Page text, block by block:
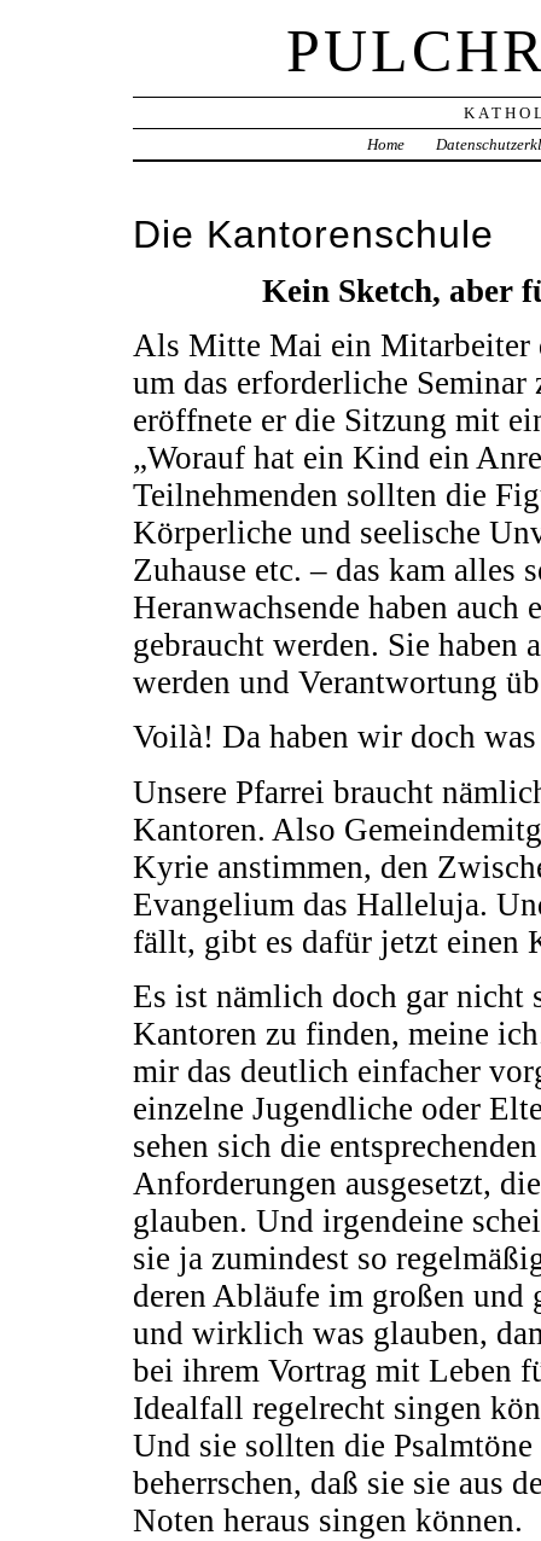
Home
Die Kantorenschule
Kein Sketch, aber
Als Mitte Mai ein Mitarbeiter
um das erforderliche
eröffnete er die Sitzung mit
„Worauf hat ein Kind ein
Teilnehmenden sollten die
Körperliche und seelische
Zuhause etc. – das kam alles
Heranwachsende haben auch
gebraucht werden. Sie haben
werden und Verantwortung
Voilà! Da haben wir doch
Unsere Pfarrei braucht
Kantoren. Also
Kyrie anstimmen, den
Evangelium das Halleluja.
fällt, gibt es dafür jetzt einen
Es ist nämlich doch gar nicht
Kantoren zu finden, meine
mir das deutlich einfacher
einzelne Jugendliche oder
sehen sich die
Anforderungen ausgesetzt,
glauben. Und irgendeine
sie ja zumindest so
deren Abläufe im großen und
und wirklich was glauben,
bei ihrem Vortrag mit Leben
Idealfall regelrecht singen
Und sie sollten die
beherrschen, daß sie sie aus
Noten heraus singen können.